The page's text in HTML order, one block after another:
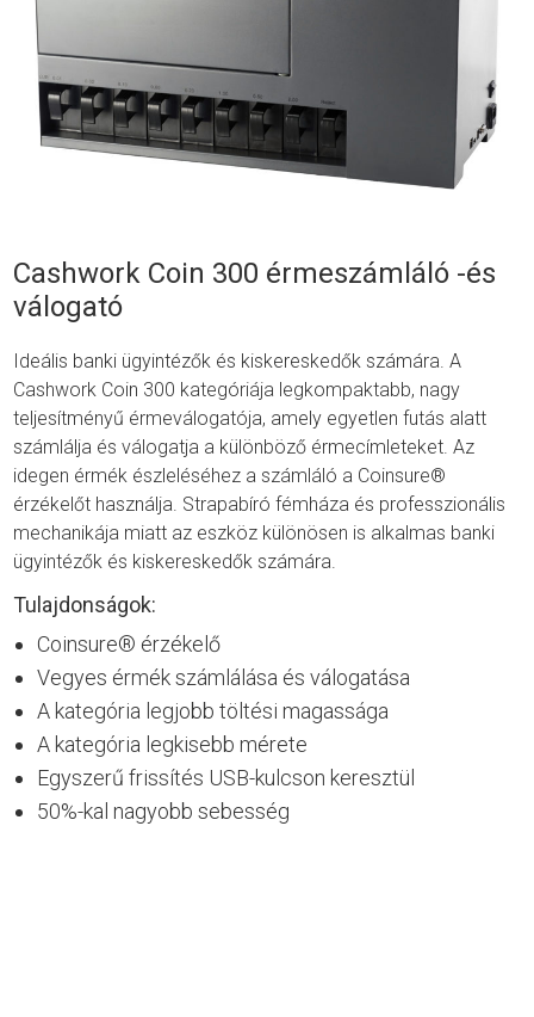
Cashwork Coin 300 érmeszámláló -és
válogató
Ideális banki ügyintézők és kiskereskedők számára. A
Cashwork Coin 300 kategóriája legkompaktabb, nagy
teljesítményű érmeválogatója, amely egyetlen futás alatt
számlálja és válogatja a különböző érmecímleteket. Az
idegen érmék észleléséhez a számláló a Coinsure®
érzékelőt használja. Strapabíró fémháza és professzionális
mechanikája miatt az eszköz különösen is alkalmas banki
ügyintézők és kiskereskedők számára.
Tulajdonságok:
Coinsure® érzékelő
Vegyes érmék számlálása és válogatása
A kategória legjobb töltési magassága
A kategória legkisebb mérete
Egyszerű frissítés USB-kulcson keresztül
50%-kal nagyobb sebesség